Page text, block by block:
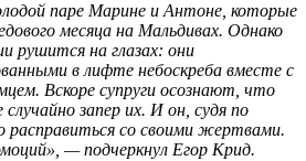
паре Марине и Антоне, которые
месяца на Мальдивах. Однако
рушится на глазах: они
в лифте небоскреба вместе с
Вскоре супруги осознают, что
запер их. И он, судя по
расправиться со своими жертвами.
— подчеркнул Егор Крид.